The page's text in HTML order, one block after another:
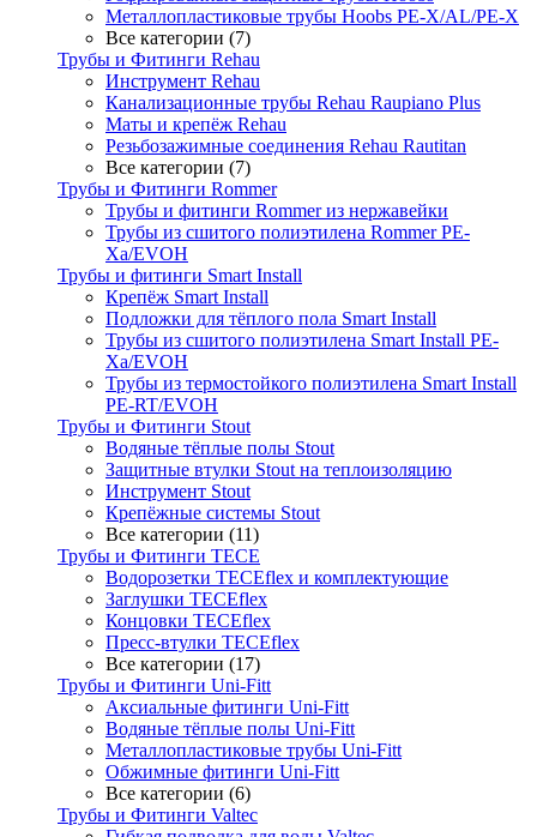
Металлопластиковые трубы Hoobs PE-X/AL/PE-X
Все категории (7)
Трубы и Фитинги Rehau
Инструмент Rehau
Канализационные трубы Rehau Raupiano Plus
Маты и крепёж Rehau
Резьбозажимные соединения Rehau Rautitan
Все категории (7)
Трубы и Фитинги Rommer
Трубы и фитинги Rommer из нержавейки
Трубы из сшитого полиэтилена Rommer PE-
Xa/EVOH
Трубы и фитинги Smart Install
Крепёж Smart Install
Подложки для тёплого пола Smart Install
Трубы из сшитого полиэтилена Smart Install PE-
Xa/EVOH
Трубы из термостойкого полиэтилена Smart Install
PE-RT/EVOH
Трубы и Фитинги Stout
Водяные тёплые полы Stout
Защитные втулки Stout на теплоизоляцию
Инструмент Stout
Крепёжные системы Stout
Все категории (11)
Трубы и Фитинги TECE
Водорозетки TECEflex и комплектующие
Заглушки TECEflex
Концовки TECEflex
Пресс-втулки TECEflex
Все категории (17)
Трубы и Фитинги Uni-Fitt
Аксиальные фитинги Uni-Fitt
Водяные тёплые полы Uni-Fitt
Металлопластиковые трубы Uni-Fitt
Обжимные фитинги Uni-Fitt
Все категории (6)
Трубы и Фитинги Valtec